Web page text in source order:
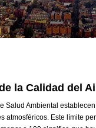
la Calidad del
Salud Ambiental
atmosféricos. Este límite